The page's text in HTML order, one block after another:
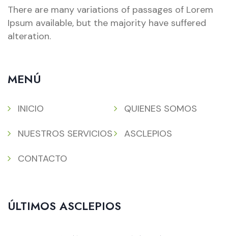
There are many variations of passages of Lorem
Ipsum available, but the majority have suffered
alteration.
MENÚ
INICIO QUIENES SOMOS
NUESTROS SERVICIOS ASCLEPIOS
CONTACTO
ÚLTIMOS ASCLEPIOS